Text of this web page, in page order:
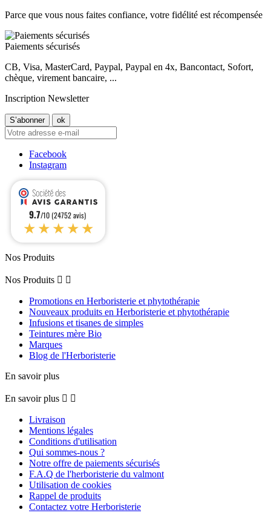
Parce que vous nous faites confiance, votre fidélité est récompensée
Paiements sécurisés
CB, Visa, MasterCard, Paypal, Paypal en 4x, Bancontact, Sofort,
chèque, virement bancaire, ...
Inscription Newsletter
Facebook
Instagram
9.7/10 (24752 avis)
★★★★★
Nos Produits
Nos Produits  
Promotions en Herboristerie et phytothérapie
Nouveaux produits en Herboristerie et phytothérapie
Infusions et tisanes de simples
Teintures mère Bio
Marques
Blog de l'Herboristerie
En savoir plus
En savoir plus  
Livraison
Mentions légales
Conditions d'utilisation
Qui sommes-nous ?
Notre offre de paiements sécurisés
F.A.Q de l'herboristerie du valmont
Utilisation de cookies
Rappel de produits
Contactez votre Herboristerie